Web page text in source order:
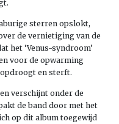
sterren opslokt,
de vernietiging van de
het ‘Venus-syndroom’
voor de opwarming
opdroogt en sterft.
verschijnt onder de
de band door met het
op dit album toegewijd